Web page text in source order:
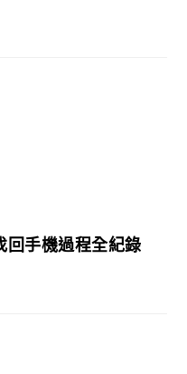
回手機過程全紀錄